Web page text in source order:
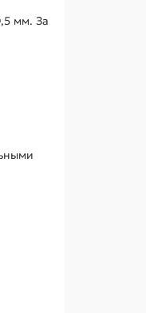
мм. За